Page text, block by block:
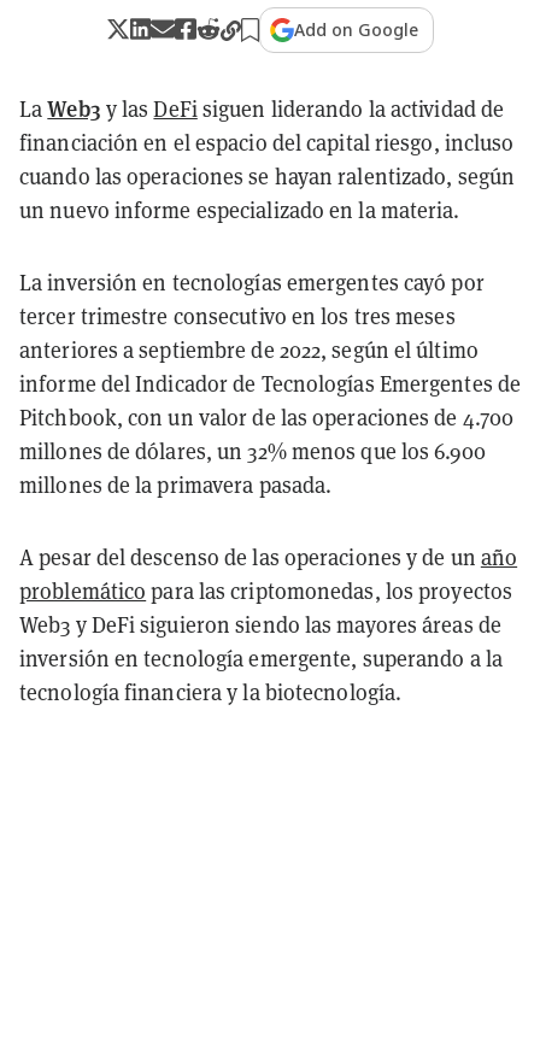
Add on Google
LaWeb3 y lasDeFisiguen liderando la actividad de
financiación en el espacio del capital riesgo, incluso
cuando las operaciones se hayan ralentizado, según
un nuevo informe especializado en la materia.
La inversión en tecnologías emergentes cayó por
tercer trimestre consecutivo en los tres meses
anteriores a septiembre de 2022, según el último
informe del Indicador de Tecnologías Emergentes de
Pitchbook, con un valor de las operaciones de 4.700
millones de dólares, un 32% menos que los 6.900
millones de la primavera pasada.
A pesar del descenso de las operaciones y de un año
problemático para las criptomonedas, los proyectos
Web3 y DeFi siguieron siendo las mayores áreas de
inversión en tecnología emergente, superando a la
tecnología financiera y la biotecnología.